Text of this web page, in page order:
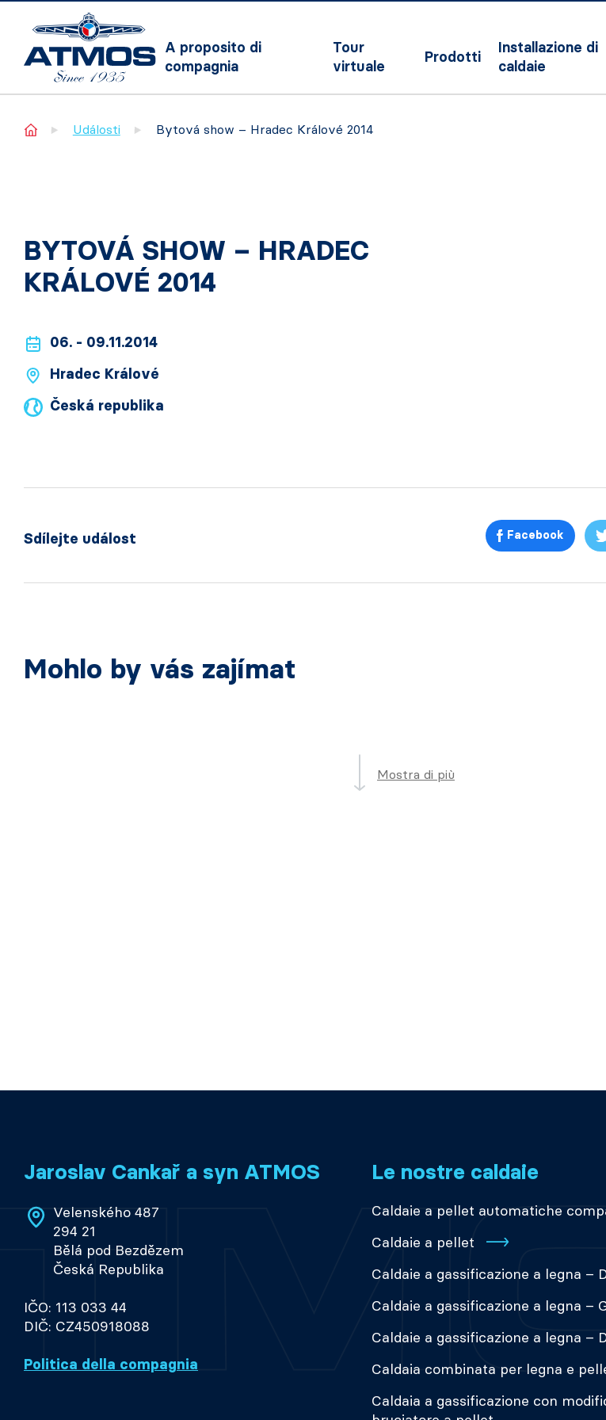
A proposito di
compagnia
Tour
virtuale
Prodotti
Installazione di
caldaie
Home Události Bytová show – Hradec Králové 2014
BYTOVÁ SHOW – HRADEC
KRÁLOVÉ 2014
06. - 09.11.2014
Hradec Králové
Česká republika
Sdílejte událost Facebook
Mohlo by vás zajímat
Mostra di più
Jaroslav Cankař a syn ATMOS
Velenského 487
294 21
Bělá pod Bezdězem
Česká Republika
IČO: 113 033 44
DIČ: CZ450918088
Politica della compagnia
Le nostre caldaie
Caldaie a pellet automatiche
Caldaie a pellet
Caldaie a gassificazione a legna –
Caldaie a gassificazione a legna –
Caldaie a gassificazione a legna –
Caldaia combinata per legna e
Caldaia a gassificazione con